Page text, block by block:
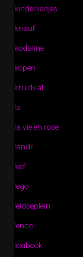
kinderliedjes
knauf
kodaline
kopen
kruidvat
la
la vie en rose
landr
leef
lego
leidseplein
lenco
lexibook